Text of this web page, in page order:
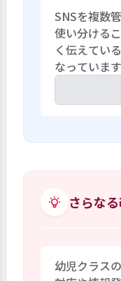
を投影する
環として、
ジアムを訪
現にもチャ
ログラムの
察にも対応
た装飾を施
レース和紙
らかな雰囲
育室には紙
廊下には子
ています。
ています。
が混在して
ーマにした
SNSを複数
使い分ける
く伝えてい
なっています
ます。それ
普段の保育の
開データの
さらな
幼児クラス